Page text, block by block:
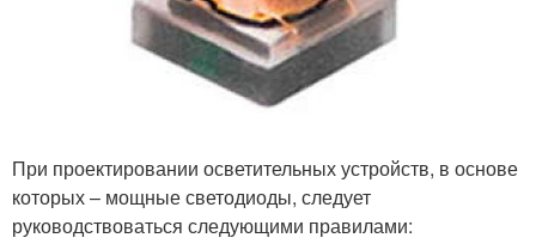
При проектировании осветительных устройств, в основе
которых – мощные светодиоды, следует
руководствоваться следующими правилами: